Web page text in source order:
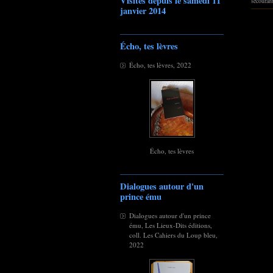
janvier 2014
Écho, tes lèvres
Écho, tes lèvres, 2022
Écho, tes lèvres
Dialogues autour d'un
prince ému
Dialogues autour d'un prince
ému, Les Lieux-Dits éditions,
coll. Les Cahiers du Loup bleu,
2022